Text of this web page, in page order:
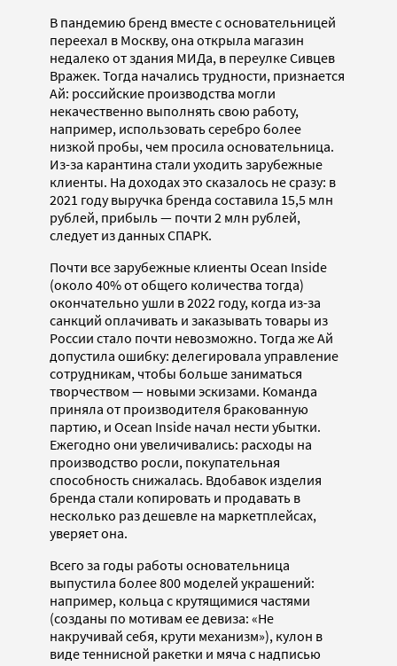
В пандемию бренд вместе с основательницей
переехал в Москву, она открыла магазин
недалеко от здания МИДа, в переулке Сивцев
Вражек. Тогда начались трудности, признается
Ай: российские производства могли
некачественно выполнять свою работу,
например, использовать серебро более
низкой пробы, чем просила основательница.
Из-за карантина стали уходить зарубежные
клиенты. На доходах это сказалось не сразу: в
2021 году выручка бренда составила 15,5 млн
рублей, прибыль — почти 2 млн рублей,
следует из данных СПАРК.
Почти все зарубежные клиенты Ocean Inside
(около 40% от общего количества тогда)
окончательно ушли в 2022 году, когда из-за
санкций оплачивать и заказывать товары из
России стало почти невозможно. Тогда же Ай
допустила ошибку: делегировала управление
сотрудникам, чтобы больше заниматься
творчеством — новыми эскизами. Команда
приняла от производителя бракованную
партию, и Ocean Inside начал нести убытки.
Ежегодно они увеличивались: расходы на
производство росли, покупательная
способность снижалась. Вдобавок изделия
бренда стали копировать и продавать в
несколько раз дешевле на маркетплейсах,
уверяет она.
Всего за годы работы основательница
выпустила более 800 моделей украшений:
например, кольца с крутящимися частями
(созданы по мотивам ее девиза: «Не
накручивай себя, крути механизм»), кулон в
виде теннисной ракетки и мяча с надписью